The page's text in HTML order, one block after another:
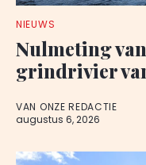
NIEUWS
Nulmeting
grindrivier
VAN ONZE REDACTIE
augustus 6, 2026